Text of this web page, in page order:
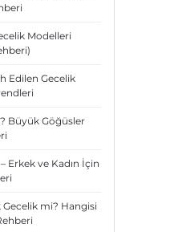
Modelleri
Edilen Gecelik
Büyük Göğüsler
Erkek ve Kadın İçin
mi? Hangisi